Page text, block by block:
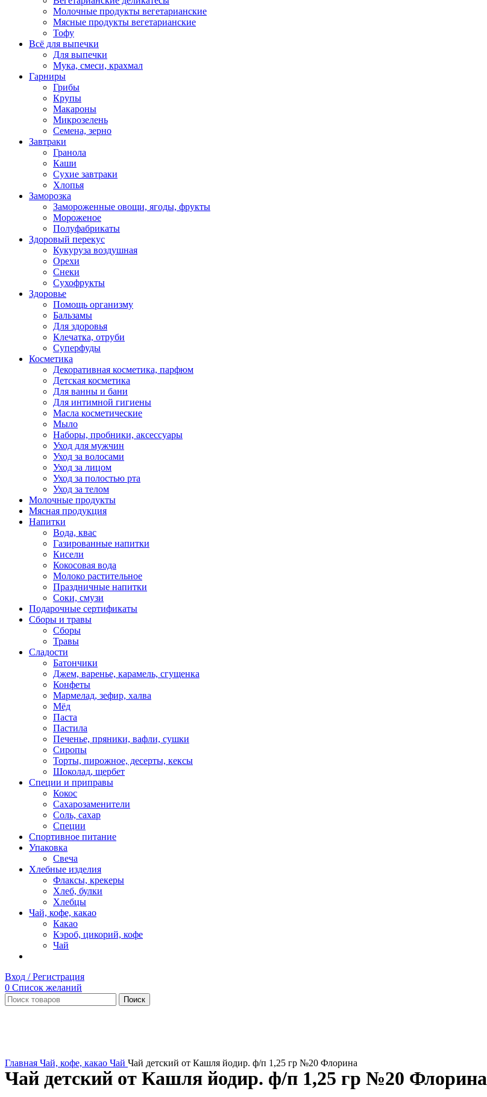
Молочные продукты вегетарианские
Мясные продукты вегетарианские
Тофу
Всё для выпечки
Для выпечки
Мука, смеси, крахмал
Гарниры
Грибы
Крупы
Макароны
Микрозелень
Семена, зерно
Завтраки
Гранола
Каши
Сухие завтраки
Хлопья
Заморозка
Замороженные овощи, ягоды, фрукты
Мороженое
Полуфабрикаты
Здоровый перекус
Кукуруза воздушная
Орехи
Снеки
Сухофрукты
Здоровье
Помощь организму
Бальзамы
Для здоровья
Клечатка, отруби
Суперфуды
Косметика
Декоративная косметика, парфюм
Детская косметика
Для ванны и бани
Для интимной гигиены
Масла косметические
Мыло
Наборы, пробники, аксессуары
Уход для мужчин
Уход за волосами
Уход за лицом
Уход за полостью рта
Уход за телом
Молочные продукты
Мясная продукция
Напитки
Вода, квас
Газированные напитки
Кисели
Кокосовая вода
Молоко растительное
Праздничные напитки
Соки, смузи
Подарочные сертификаты
Сборы и травы
Сборы
Травы
Сладости
Батончики
Джем, варенье, карамель, сгущенка
Конфеты
Мармелад, зефир, халва
Мёд
Паста
Пастила
Печенье, пряники, вафли, сушки
Сиропы
Торты, пирожное, десерты, кексы
Шоколад, щербет
Специи и приправы
Кокос
Сахарозаменители
Соль, сахар
Специи
Спортивное питание
Упаковка
Свеча
Хлебные изделия
Флаксы, крекеры
Хлеб, булки
Хлебцы
Чай, кофе, какао
Какао
Кэроб, цикорий, кофе
Чай
Вход / Регистрация
0 Список желаний
Поиск
Главная Чай, кофе, какао Чай Чай детский от Кашля йодир. ф/п 1,25 гр №20 Флорина
Чай детский от Кашля йодир. ф/п 1,25 гр №20 Флорина